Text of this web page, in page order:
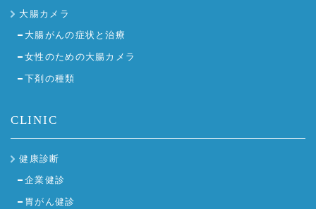
大腸カメラ
大腸がんの症状と治療
女性のための大腸カメラ
下剤の種類
CLINIC
健康診断
企業健診
胃がん健診